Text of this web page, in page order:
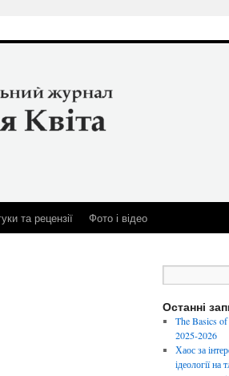
та рецензії Фото і відео
Останні
The Basics
2025-2026
Хаос за
ідеології на